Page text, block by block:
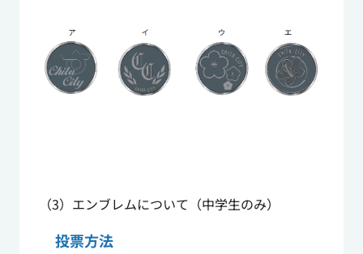
（3）エンブレムについて（中学生のみ）
投票方法